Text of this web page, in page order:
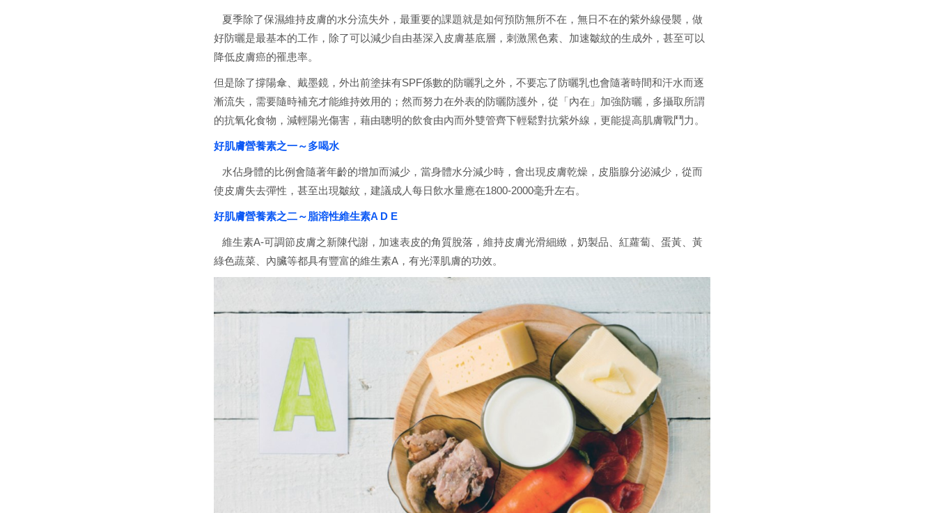
夏季除了保濕維持皮膚的水分流失外，最重要的課題就是如何預防無所不在，無日不在的紫外線侵襲，做
好防曬是最基本的工作，除了可以減少自由基深入皮膚基底層，刺激黑色素、加速皺紋的生成外，甚至可以
降低皮膚癌的罹患率。
但是除了撐陽傘、戴墨鏡，外出前塗抹有SPF係數的防曬乳之外，不要忘了防曬乳也會隨著時間和汗水而逐
漸流失，需要隨時補充才能維持效用的；然而努力在外表的防曬防護外，從「內在」加強防曬，多攝取所謂
的抗氧化食物，減輕陽光傷害，藉由聰明的飲食由內而外雙管齊下輕鬆對抗紫外線，更能提高肌膚戰鬥力。
好肌膚營養素之一～多喝水
水佔身體的比例會隨著年齡的增加而減少，當身體水分減少時，會出現皮膚乾燥，皮脂腺分泌減少，從而
使皮膚失去彈性，甚至出現皺紋，建議成人每日飲水量應在1800-2000毫升左右。
好肌膚營養素之二～脂溶性維生素A D E
維生素A-可調節皮膚之新陳代謝，加速表皮的角質脫落，維持皮膚光滑細緻，奶製品、紅蘿蔔、蛋黃、黃
綠色蔬菜、內臟等都具有豐富的維生素A，有光澤肌膚的功效。